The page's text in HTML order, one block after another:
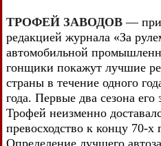
ТРОФЕЙ ЗАВОДОВ —
редакцией журнала «За
автомобильной
гонщики покажут лучшие
страны в течение одного
года. Первые два сезона
Трофей неизменно
превосходство к концу 70-